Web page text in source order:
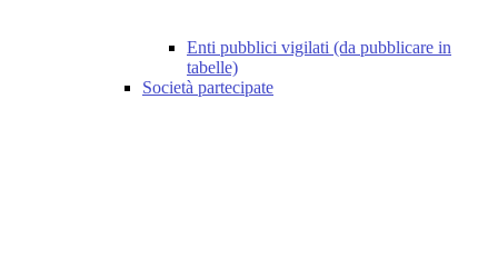
Enti pubblici vigilati (da pubblicare in
tabelle)
Società partecipate